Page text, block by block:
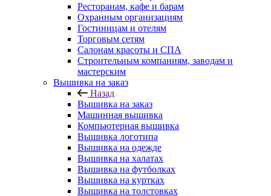
Ресторанам, кафе и барам
Охранным организациям
Гостиницам и отелям
Торговым сетям
Салонам красоты и СПА
Строительным компаниям, заводам и
мастерским
Вышивка на заказ
Назад
Вышивка на заказ
Машинная вышивка
Компьютерная вышивка
Вышивка логотипа
Вышивка на одежде
Вышивка на халатах
Вышивка на футболках
Вышивка на куртках
Вышивка на толстовках